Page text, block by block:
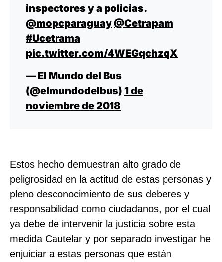
inspectores y a policias.
@mopcparaguay@Cetrapam
#Ucetrama
pic.twitter.com/4WEGqchzqX
— El Mundo del Bus
(@elmundodelbus) 1 de
noviembre de 2018
Estos hecho demuestran alto grado de
peligrosidad en la actitud de estas personas y
pleno desconocimiento de sus deberes y
responsabilidad como ciudadanos, por el cual
ya debe de intervenir la justicia sobre esta
medida Cautelar y por separado investigar he
enjuiciar a estas personas que están